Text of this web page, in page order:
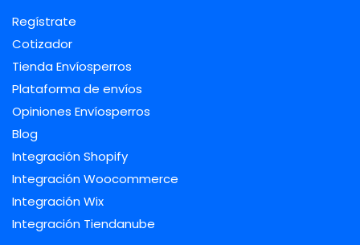
Regístrate
Cotizador
Tienda Envíosperros
Plataforma de envíos
Opiniones Envíosperros
Blog
Integración Shopify
Integración Woocommerce
Integración Wix
Integración Tiendanube